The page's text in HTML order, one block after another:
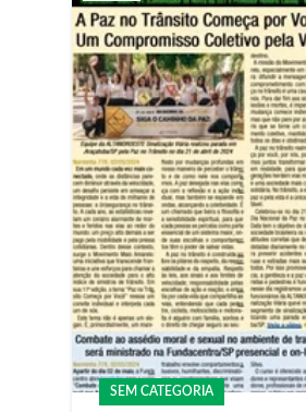
SEM CATEGORIA